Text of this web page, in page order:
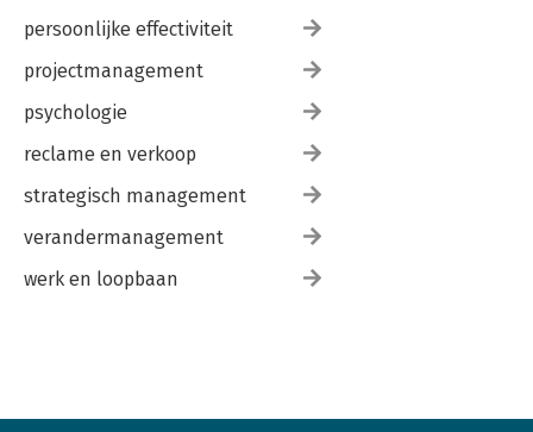
persoonlijke effectiviteit
projectmanagement
psychologie
reclame en verkoop
strategisch management
verandermanagement
werk en loopbaan